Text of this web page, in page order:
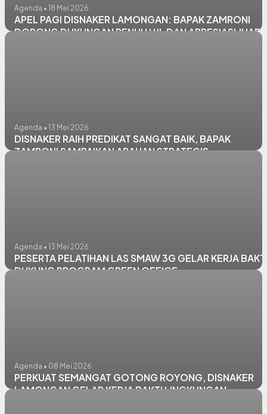
Agenda • 18 Mei 2026
APEL PAGI DISNAKER LAMONGAN: BAPAK ZAMRONI
DORONG DUKUNGAN PENUH HJL DAN APRESIASI JUARA
Agenda • 13 Mei 2026
DISNAKER RAIH PREDIKAT SANGAT BAIK, BAPAK
ZAMRONI SAMPAIKAN ARAHAN STRATEGIS
Agenda • 13 Mei 2026
PESERTA PELATIHAN LAS SMAW 3G GELAR KERJA
DUKUNG PROGRAM GREEN OFFICE
Agenda • 08 Mei 2026
PERKUAT SEMANGAT GOTONG ROYONG, DISNAKER
LAMONGAN GELAR KERJA BAKTI LINGKUNGAN